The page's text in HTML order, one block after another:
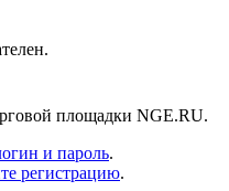
площадки NGE.RU.
и пароль.
регистрацию.